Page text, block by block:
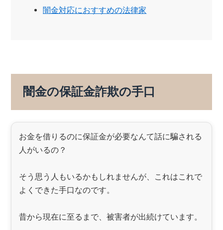
闇金対応におすすめの法律家
闇金の保証金詐欺の手口
お金を借りるのに保証金が必要なんて話に騙される
人がいるの？
そう思う人もいるかもしれませんが、これはこれで
よくできた手口なのです。
昔から現在に至るまで、被害者が出続けています。